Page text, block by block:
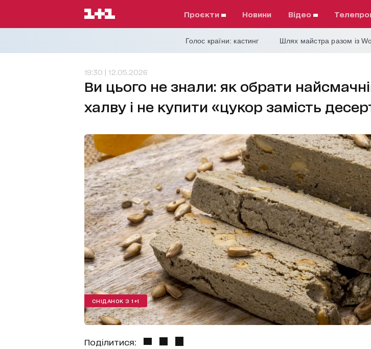
проєкти Новини відео
Голос країни: кастинг Шлях майстра разом із
19:30 | 12.05.2026
Ви цього не знали: як обрати
халву і не купити «цукор замість
СНІДАНОК З 1+1
Поділитися: